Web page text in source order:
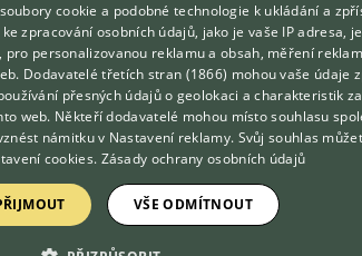
O nás
Kontakt
Možnosti zvýraznění inzerátů
Zpracování osobních údajů
cookie a podobné technologie k ukládání a
zpracování osobních údajů, jako je vaše IP adresa,
personalizovanou reklamu a obsah, měření
Dodavatelé třetích stran (1866) mohou vaše údaje
přesných údajů o geolokaci a charakteristik
web. Někteří dodavatelé mohou místo souhlasu
námitku v Nastavení reklamy. Svůj souhlas
cookies. Zásady ochrany osobních údajů
VŠE ODMÍTNOUT